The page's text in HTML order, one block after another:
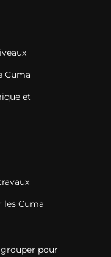
Cuma
et
Cuma
grouper pour